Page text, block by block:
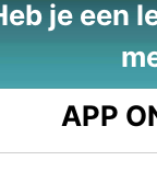
je een
APP